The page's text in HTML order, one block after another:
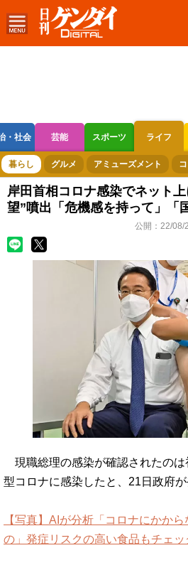
・社会 芸能 スポーツ ライフ
ボートレース 競輪 オートレース
暮らし グルメ アミューズメント
岸田首相コロナ感染でネット
望”噴出「危機感を持って」「
公開： 22/08/
現職総理の感染が確認されたの
型コロナに感染したと、21日政府が
【写真】AIが分析「コロナにかか
の」発症リスクの高い食品もチェッ